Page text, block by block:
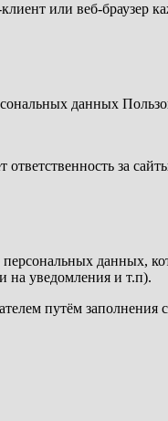
или веб-браузер
данных
за
данных,
на уведомления и т.п).
путём